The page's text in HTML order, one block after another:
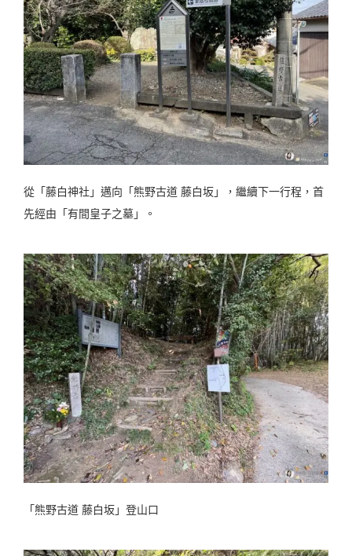
從「藤白神社」邁向「熊野古道 藤白坂」，繼續下一行程，首
先經由「有間皇子之墓」。
「熊野古道 藤白坂」登山口